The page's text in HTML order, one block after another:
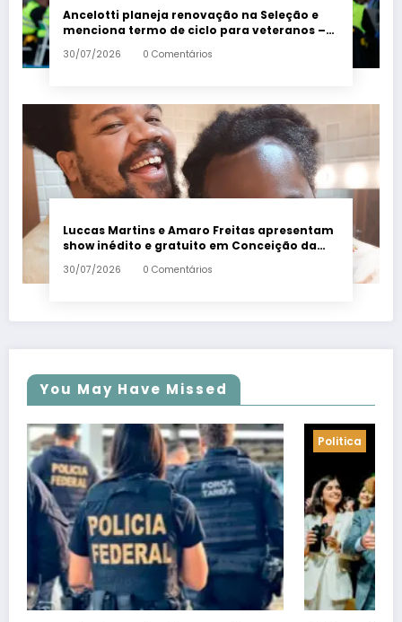
Ancelotti planeja renovação na Seleção e
menciona termo de ciclo para veteranos –
Em Dia ES
30/07/2026 0 Comentários
Luccas Martins e Amaro Freitas apresentam
show inédito e gratuito em Conceição da
Barra – Em Dia ES
30/07/2026 0 Comentários
You May Have Missed
Politica